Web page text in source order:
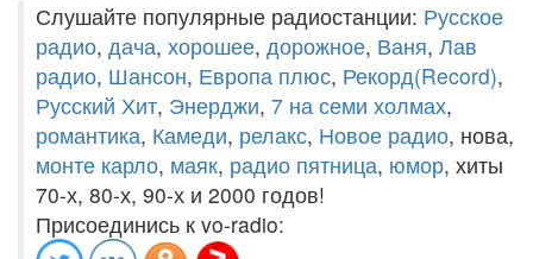
Слушайте популярные радиостанции: Русское
радио, дача, хорошее, дорожное, Ваня, Лав
радио, Шансон, Европа плюс, Рекорд(Record),
Русский Хит, Энерджи, 7 на семи холмах,
романтика, Камеди, релакс, Новое радио, нова,
монте карло, маяк, радио пятница, юмор, хиты
70-х, 80-х, 90-х и 2000 годов!
Присоединись к vo-radio: